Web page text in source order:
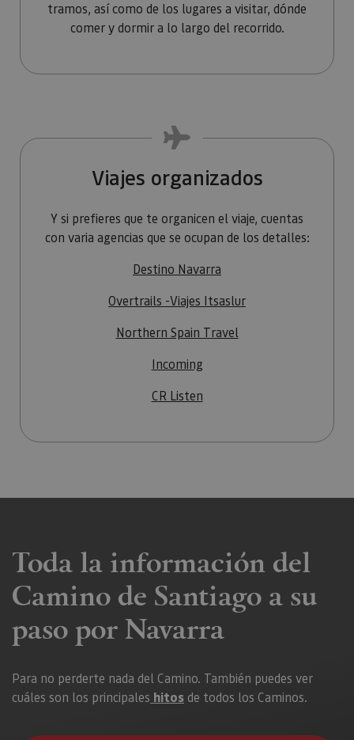
tramos, así como de los lugares a visitar, dónde
comer y dormir a lo largo del recorrido.
Viajes organizados
Y si prefieres que te organicen el viaje, cuentas
con varia agencias que se ocupan de los detalles:
Destino Navarra
Overtrails -Viajes Itsaslur
Northern Spain Travel
Incoming
CR Listen
Toda la información del
Camino de Santiago a su
paso por Navarra
Para no perderte nada del Camino. También puedes ver
cuáles son los principales hitos de todos los Caminos.